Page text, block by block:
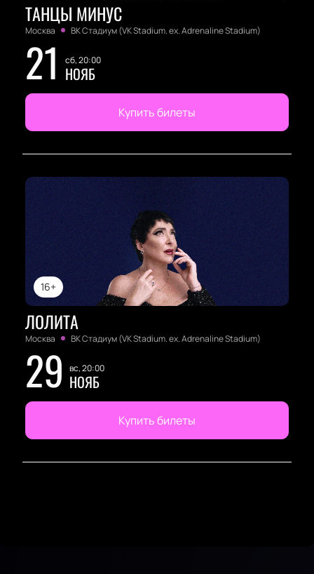
ТАНЦЫ МИНУС
Москва ВК Стадиум (VK Stadium. ex. Adrenaline Stadium)
21 сб, 20:00
НОЯБ
Купить билеты
16+
ЛОЛИТА
Москва ВК Стадиум (VK Stadium. ex. Adrenaline Stadium)
29 вс, 20:00
НОЯБ
Купить билеты